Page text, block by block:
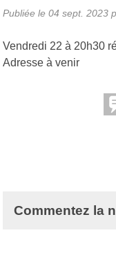
Publiée le 04 sept. 2023
Vendredi 22 à 20h30
Adresse à venir
Commentez la